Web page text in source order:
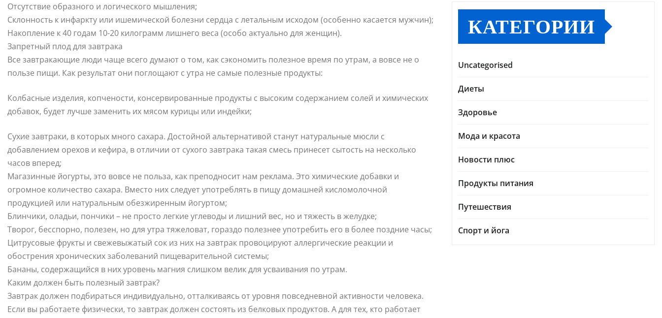
Отсутствие образного и логического мышления;
Склонность к инфаркту или ишемической болезни сердца с летальным исходом (особенно касается мужчин);
Накопление к 40 годам 10-20 килограмм лишнего веса (особо актуально для женщин).
Запретный плод для завтрака
Все завтракающие люди чаще всего думают о том, как сэкономить полезное время по утрам, а вовсе не о
пользе пищи. Как результат они поглощают с утра не самые полезные продукты:
Колбасные изделия, копчености, консервированные продукты с высоким содержанием солей и химических
добавок, будет лучше заменить их мясом курицы или индейки;
Сухие завтраки, в которых много сахара. Достойной альтернативой станут натуральные мюсли с
добавлением орехов и кефира, в отличии от сухого завтрака такая смесь принесет сытость на несколько
часов вперед;
Магазинные йогурты, это вовсе не польза, как преподносит нам реклама. Это химические добавки и
огромное количество сахара. Вместо них следует употреблять в пищу домашней кисломолочной
продукцией или натуральным обезжиренным йогуртом;
Блинчики, оладьи, пончики – не просто легкие углеводы и лишний вес, но и тяжесть в желудке;
Творог, бесспорно, полезен, но для утра тяжеловат, гораздо полезнее употребить его в более поздние часы;
Цитрусовые фрукты и свежевыжатый сок из них на завтрак провоцируют аллергические реакции и
обострения хронических заболеваний пищеварительной системы;
Бананы, содержащийся в них уровень магния слишком велик для усваивания по утрам.
Каким должен быть полезный завтрак?
Завтрак должен подбираться индивидуально, отталкиваясь от уровня повседневной активности человека.
Если вы работаете физически, то завтрак должен состоять из белковых продуктов. А для тех, кто работает
КАТЕГОРИИ
Uncategorised
Диеты
Здоровье
Мода и красота
Новости плюс
Продукты питания
Путешествия
Спорт и йога